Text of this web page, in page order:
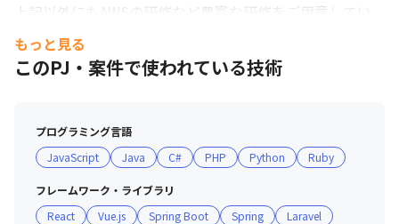
上記以外にもAWSの研修など豊富な研修をご用意してい
ます。
また、PG BATTLE2021に初参戦したりなど、エンジニア
が主体となってイベントに参加もしています。
・MBOという目標管理制度を導入しています
・現場の評価だけでなく自分のキャリアに沿った目標を立
てる制度です
※詳細は面談・面接にてお伝えします
もっと見る
このPJ・案件で使われている技術
プログラミング言語
JavaScript
Java C# PHP Python Ruby
フレームワーク・ライブラリ
React
Vue.js Spring Boot Spring
Laravel